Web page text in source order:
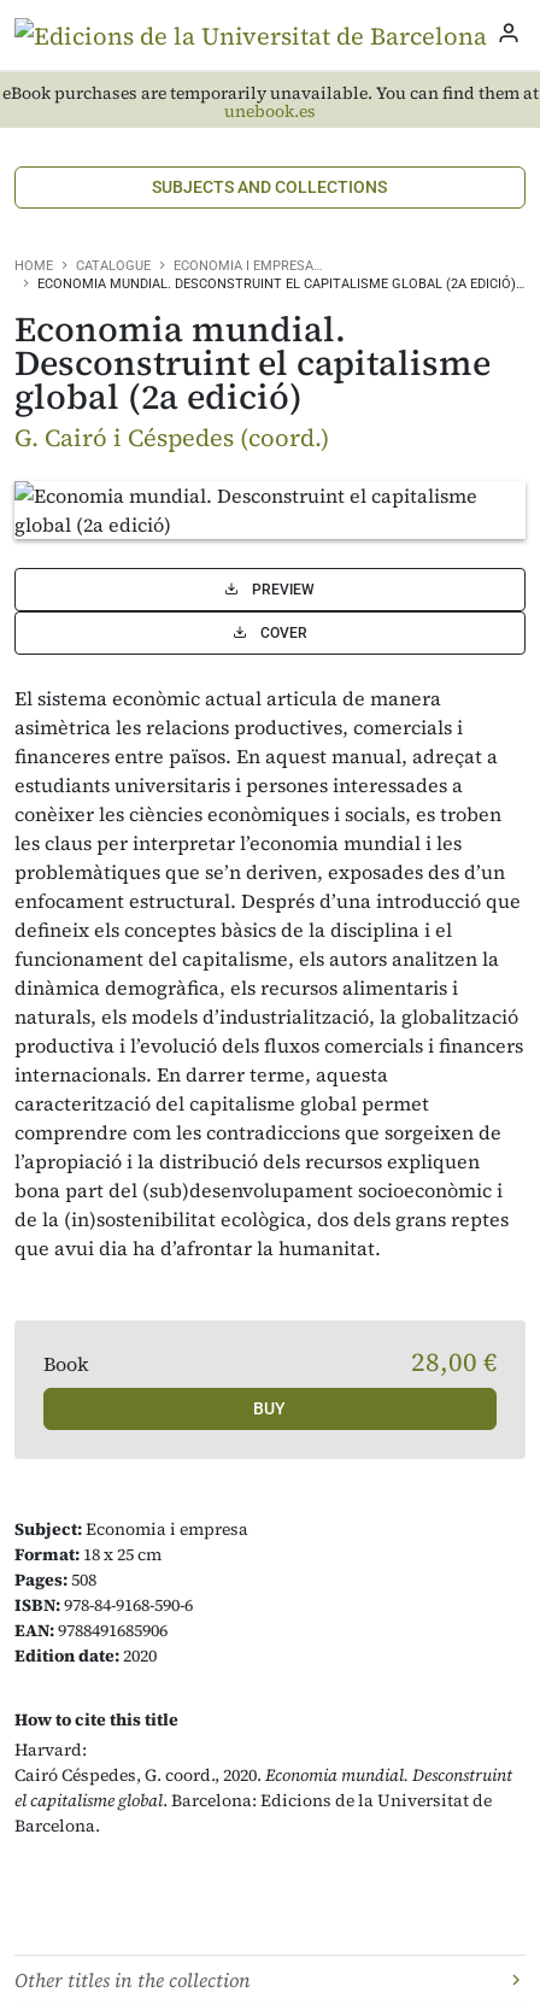
eBook purchases are temporarily unavailable. You can find them at
unebook.es
SUBJECTS AND COLLECTIONS
HOME CATALOGUE
ECONOMIA I EMPRESA…
ECONOMIA MUNDIAL. DESCONSTRUINT EL CAPITALISME GLOBAL (2A EDICIÓ)…
Economia mundial.
Desconstruint el capitalisme
global (2a edició)
G. Cairó i Céspedes (coord.)
PREVIEW
COVER
El sistema econòmic actual articula de manera
asimètrica les relacions productives, comercials i
financeres entre països. En aquest manual, adreçat a
estudiants universitaris i persones interessades a
conèixer les ciències econòmiques i socials, es troben
les claus per interpretar l’economia mundial i les
problemàtiques que se’n deriven, exposades des d’un
enfocament estructural. Després d’una introducció que
defineix els conceptes bàsics de la disciplina i el
funcionament del capitalisme, els autors analitzen la
dinàmica demogràfica, els recursos alimentaris i
naturals, els models d’industrialització, la globalització
productiva i l’evolució dels fluxos comercials i financers
internacionals. En darrer terme, aquesta
caracterització del capitalisme global permet
comprendre com les contradiccions que sorgeixen de
l’apropiació i la distribució dels recursos expliquen
bona part del (sub)desenvolupament socioeconòmic i
de la (in)sostenibilitat ecològica, dos dels grans reptes
que avui dia ha d’afrontar la humanitat.
Subject:Economia i empresa
Format: 18 x 25 cm
Pages:508
ISBN:978-84-9168-590-6
EAN:9788491685906
Edition date:2020
How to cite this title
Harvard:
Cairó Céspedes, G. coord., 2020. Economia mundial. Desconstruint
el capitalisme global. Barcelona: Edicions de la Universitat de
Barcelona.
Book 28,00 €
BUY
Other titles in the collection